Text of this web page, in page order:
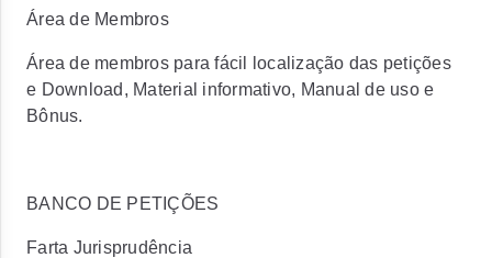
Área de Membros
Área de membros para fácil localização das petições
e Download, Material informativo, Manual de uso e
Bônus.
BANCO DE PETIÇÕES
Farta Jurisprudência